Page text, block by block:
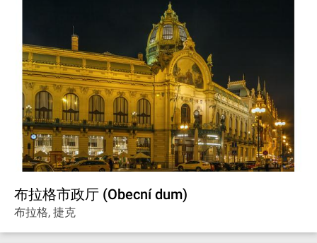
布拉格市政厅 (Obecní dum)
布拉格, 捷克